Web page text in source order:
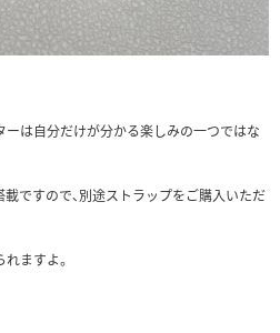
は自分だけが分かる楽しみの一つではな
ですので、別途ストラップをご購入いただ
ますよ。